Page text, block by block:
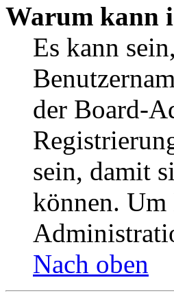
Warum kann
Es kann
der Board-
sein, damit
können.
Nach oben